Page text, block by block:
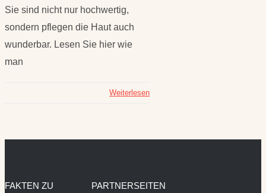
Sie sind nicht nur hochwertig,
sondern pflegen die Haut auch
wunderbar. Lesen Sie hier wie
man
Weiterlesen
FAKTEN ZU
PARTNERSEITEN